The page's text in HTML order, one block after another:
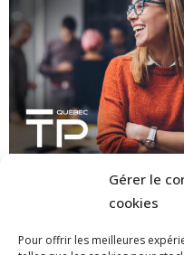
Gérer le
cookies
Pour offrir les meilleures